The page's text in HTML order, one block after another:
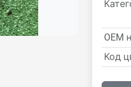
OEM
Код